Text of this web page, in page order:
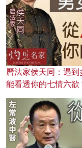
曆法家侯天同：遇
能看透你的七情六欲